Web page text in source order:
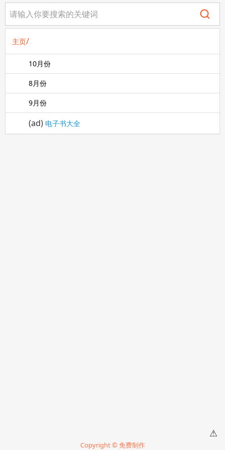
主页/
10月份
8月份
9月份
(ad) 电子书大全
Copyright © 免费制作
⚠